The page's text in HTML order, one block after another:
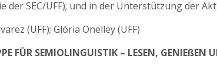
der SEC/UFF); und in der Unterstützung der
(UFF); Glória Onelley (UFF)
FÜR SEMIOLINGUISTIK – LESEN, GENIEßEN